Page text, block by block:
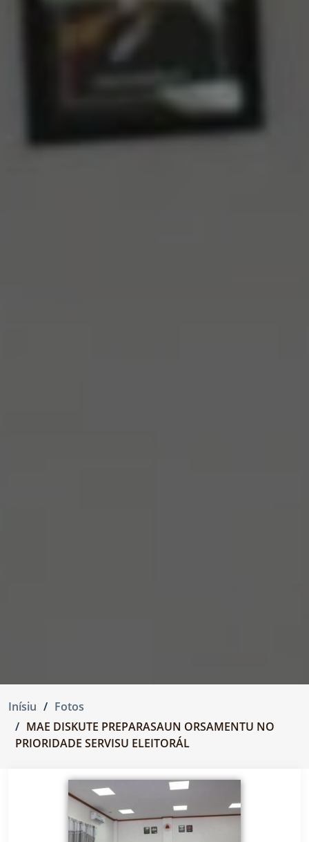
Inísiu
Fotos
MAE DISKUTE PREPARASAUN ORSAMENTU NO
PRIORIDADE SERVISU ELEITORÁL